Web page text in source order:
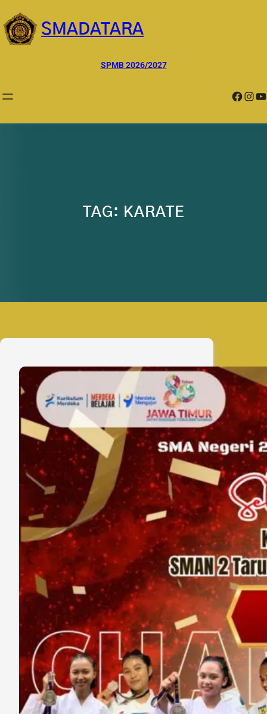
ke
konten
SMADATARA
SPMB 2026/2027
Facebook InstagramYouTube
TAG: KARATE